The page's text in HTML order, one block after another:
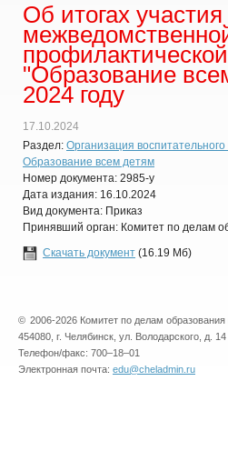
Об итогах участия
"Образование
2024 году
17.10.2024
Раздел: Организация
Образование всем детям
Номер документа: 2985-у
Дата издания: 16.10.2024
Вид документа: Приказ
Принявший орган: Комитет по делам
Скачать документ (16.19 Мб)
© 2006-2026 Комитет по делам образования
454080, г. Челябинск, ул. Володарского, д. 14
Телефон/факс: 700–18–01
Электронная почта: edu@cheladmin.ru